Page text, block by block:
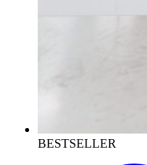
BESTSELLER